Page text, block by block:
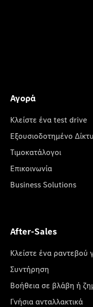
Αγορά
Κλείστε ένα test drive
Εξουσιοδοτημένο
Τιμοκατάλογοι
Επικοινωνία
Business Solutions
After-Sales
Κλείστε ένα ραντεβού
Συντήρηση
Βοήθεια σε βλάβη ή
Γνήσια ανταλλακτικά